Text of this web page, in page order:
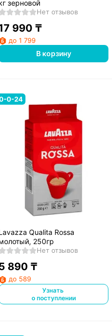
зерновой
Нет отзывов
990 ₸
до 1 799
В корзину
0-24
Qualita Rossa
250гр
Нет отзывов
890 ₸
до 589
Узнать
о поступлении